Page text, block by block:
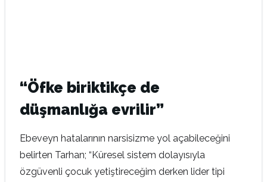
“Öfke biriktikçe de
düşmanlığa evrilir”
Ebeveyn hatalarının narsisizme yol açabileceğini
belirten Tarhan; “Küresel sistem dolayısıyla
özgüvenli çocuk yetiştireceğim derken lider tipi